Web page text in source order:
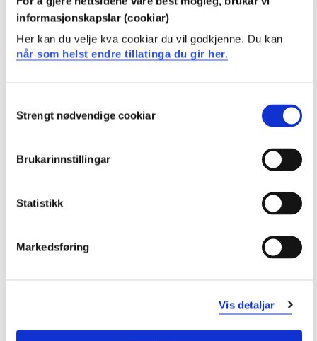
informasjonskapslar (cookiar)
Her kan du velje kva cookiar du vil godkjenne. Du kan
når som helst endre tillatinga du gir her.
Selection
Strengt nødvendige cookiar
Brukarinnstillingar
Statistikk
Markedsføring
Vis detaljar
BØ6-2002
Verksemdorganisering og
rekneskapsførarregelverket
Internship
BØ6-2010